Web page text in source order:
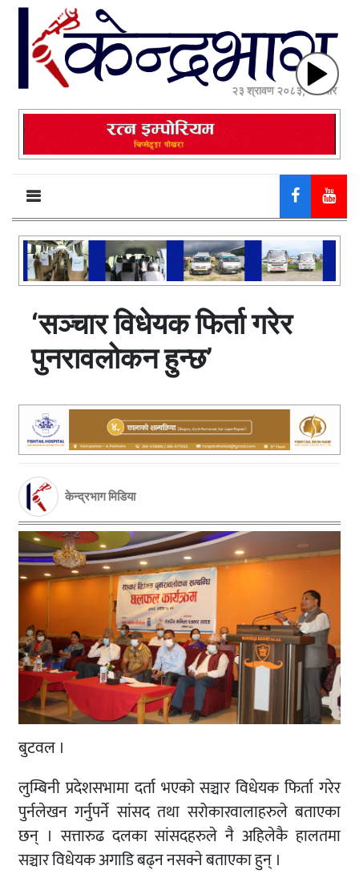
२३ श्रावण २०८३, शनिबार
‘सञ्चार विधेयक फिर्ता गरेर
पुनरावलोकन हुन्छ’
केन्द्रभाग मिडिया
बुटवल ।
लुम्बिनी प्रदेशसभामा दर्ता भएको सञ्चार विधेयक फिर्ता गरेर
पुर्नलेखन गर्नुपर्ने सांसद तथा सरोकारवालाहरुले बताएका
छन् । सत्तारुढ दलका सांसदहरुले नै अहिलेकै हालतमा
सञ्चार विधेयक अगाडि बढ्न नसक्ने बताएका हुन् ।